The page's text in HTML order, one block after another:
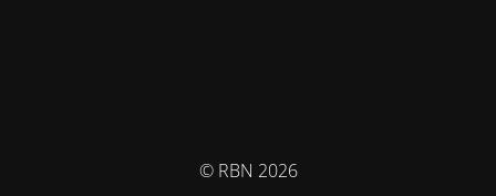
© RBN 2026